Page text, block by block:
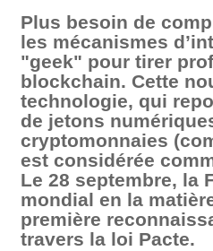
Plus besoin de
les mécanismes
"geek" pour tirer
blockchain. Cette
technologie, qui
de jetons
cryptomonnaies
est considérée
Le 28 septembre, la
mondial en la
première
travers la loi Pacte.